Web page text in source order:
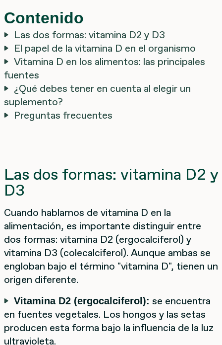
Contenido
Las dos formas: vitamina D2 y D3
El papel de la vitamina D en el organismo
Vitamina D en los alimentos: las principales
fuentes
¿Qué debes tener en cuenta al elegir un
suplemento?
Preguntas frecuentes
Las dos formas: vitamina D2 y
D3
Cuando hablamos de vitamina D en la
alimentación, es importante distinguir entre
dos formas: vitamina D2 (ergocalciferol) y
vitamina D3 (colecalciferol). Aunque ambas se
engloban bajo el término "vitamina D", tienen un
origen diferente.
Vitamina D2 (ergocalciferol): se encuentra
en fuentes vegetales. Los hongos y las setas
producen esta forma bajo la influencia de la luz
ultravioleta.